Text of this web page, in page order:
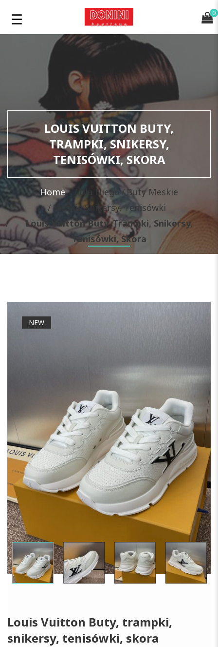
0
LOUIS VUITTON BUTY,
TRAMPKI, SNIKERSY,
TENISÓWKI, SKORA
Home Dla Niego Buty Meskie
Meskie Snikersy, Tenisówki
Louis Vuitton Buty, Trampki, Snikersy,
Tenisówki, Skora
NEW
Louis Vuitton Buty, trampki,
snikersy, tenisówki, skora